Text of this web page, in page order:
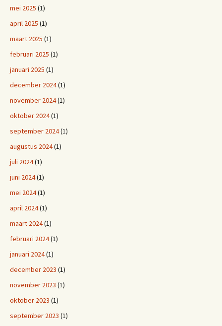
mei 2025 (1)
april 2025 (1)
maart 2025 (1)
februari 2025 (1)
januari 2025 (1)
december 2024(1)
november 2024(1)
oktober 2024(1)
september 2024(1)
augustus 2024(1)
juli 2024(1)
juni 2024(1)
mei 2024(1)
april 2024(1)
maart 2024(1)
februari 2024(1)
januari 2024(1)
december 2023 (1)
november 2023 (1)
oktober 2023 (1)
september 2023 (1)